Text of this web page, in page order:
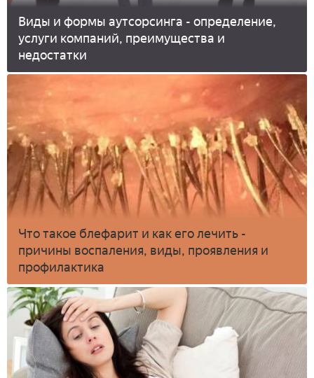
Виды и формы аутсорсинга - определение,
услуги компаний, преимущества и
недостатки
Что такое блефарит и как его лечить -
причины воспаления, виды, проявления и
профилактика